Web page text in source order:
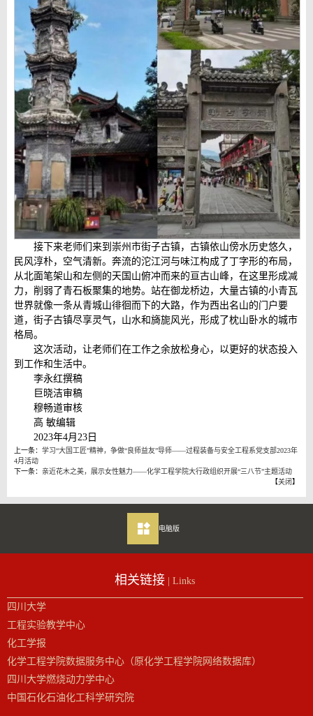
接下来老师们来到崇州市街子古镇，古镇依山傍水历史悠久，
民风淳朴，空气清新。奔流的沱江河与味江构成了丁字形的布局，
从北面笔架山和左侧的天国山俯冲而来的亘古山峰，在这里形成减
力，削弱了青石板聚集的地势。站在御龙桥边，大量古镇的小青瓦
世界就像一条从青城山徘徊而下的大路，作为西出名山的门户要
道，街子古镇尽享灵气，山水和旖旎风光，形成了枕山卧水的城市
格局。
这次活动，让老师们在工作之余放松身心，以更好的状态投入
到工作和生活中。
李永红撰稿
巨晓洁审稿
穆畅道审核
高 敏编辑
2023年4月23日
上一条： 学习“大国工匠”精神，争做“良师益友”导师——过程装备与安全工程系党支部2023年
4月活动
下一条： 亲近花木之美，展示女性魅力——化学工程学院大行政组织开展“三八节”主题活动
【关闭】
电脑版
相关链接 | Links
四川大学
工程实验教学中心
化工学报
化学工程学院数据服务中心（原化学工程学院网络数据库）
四川大学燃烧动力学中心
中国石化石油化工科学研究院